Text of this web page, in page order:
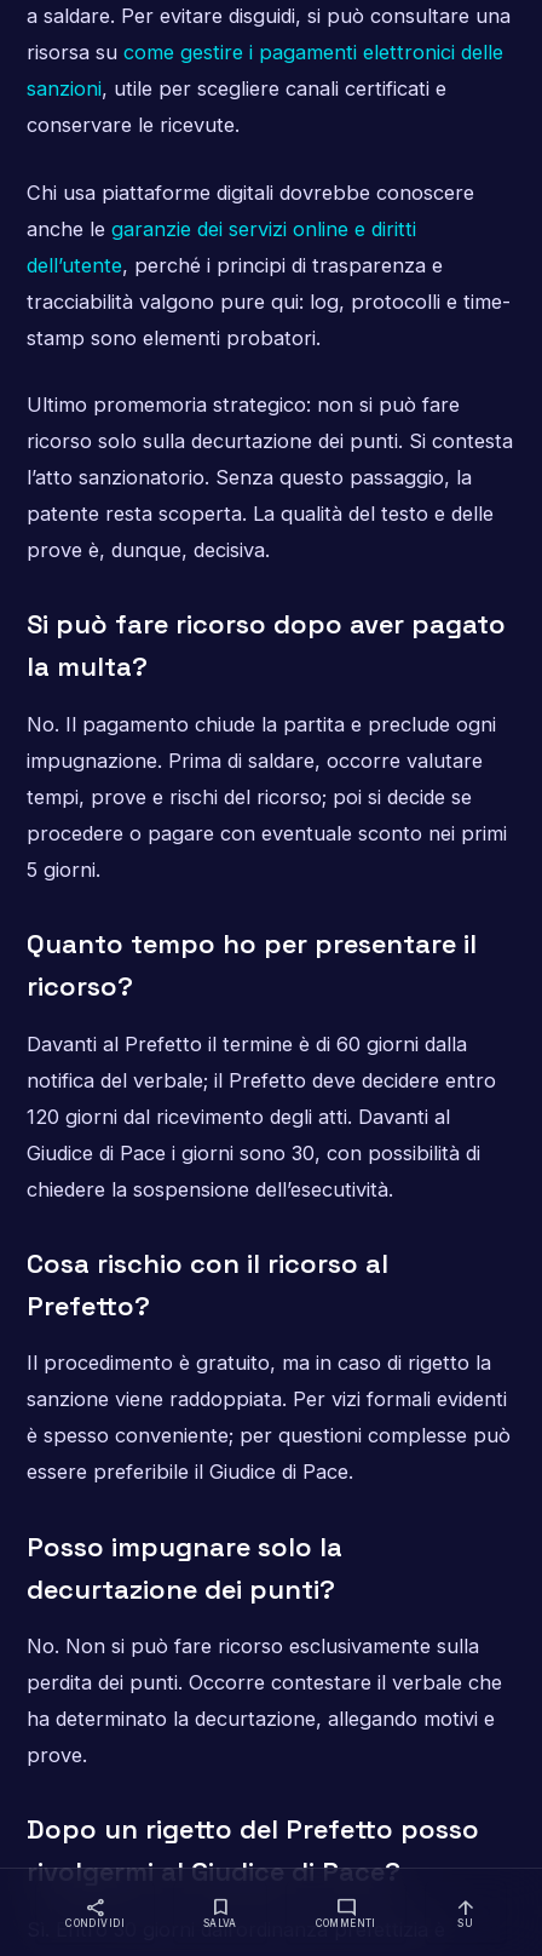
a saldare. Per evitare disguidi, si può consultare una
risorsa su come gestire i pagamenti elettronici delle
sanzioni, utile per scegliere canali certificati e
conservare le ricevute.
Chi usa piattaforme digitali dovrebbe conoscere
anche le garanzie dei servizi online e diritti
dell’utente, perché i principi di trasparenza e
tracciabilità valgono pure qui: log, protocolli e time-
stamp sono elementi probatori.
Ultimo promemoria strategico: non si può fare
ricorso solo sulla decurtazione dei punti. Si contesta
l’atto sanzionatorio. Senza questo passaggio, la
patente resta scoperta. La qualità del testo e delle
prove è, dunque, decisiva.
Si può fare ricorso dopo aver pagato
la multa?
No. Il pagamento chiude la partita e preclude ogni
impugnazione. Prima di saldare, occorre valutare
tempi, prove e rischi del ricorso; poi si decide se
procedere o pagare con eventuale sconto nei primi
5 giorni.
Quanto tempo ho per presentare il
ricorso?
Davanti al Prefetto il termine è di 60 giorni dalla
notifica del verbale; il Prefetto deve decidere entro
120 giorni dal ricevimento degli atti. Davanti al
Giudice di Pace i giorni sono 30, con possibilità di
chiedere la sospensione dell’esecutività.
Cosa rischio con il ricorso al
Prefetto?
Il procedimento è gratuito, ma in caso di rigetto la
sanzione viene raddoppiata. Per vizi formali evidenti
è spesso conveniente; per questioni complesse può
essere preferibile il Giudice di Pace.
Posso impugnare solo la
decurtazione dei punti?
No. Non si può fare ricorso esclusivamente sulla
perdita dei punti. Occorre contestare il verbale che
ha determinato la decurtazione, allegando motivi e
prove.
Dopo un rigetto del Prefetto posso
rivolgermi al Giudice di Pace?
Sì. Entro 30 giorni dall’ordinanza prefettizia è
share
CONDIVIDI
bookmark
SALVA
mode_comment
COMMENTI
arrow_upward
SU